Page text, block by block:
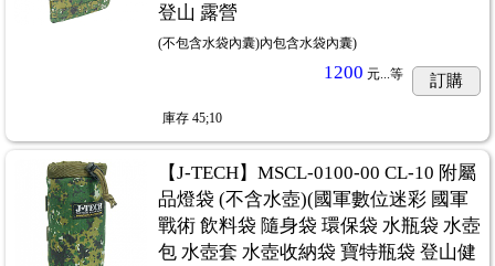
登山 露營
(不包含水袋內囊)內包含水袋內囊)
1200 元... 等 訂購
庫存 45;10
【J-TECH】MSCL-0100-00 CL-10 附屬
品燈袋 (不含水壺)(國軍數位迷彩 國軍
戰術 飲料袋 隨身袋 環保袋 水瓶袋 水壺
包 水壺套 水壺收納袋 寶特瓶袋 登山健